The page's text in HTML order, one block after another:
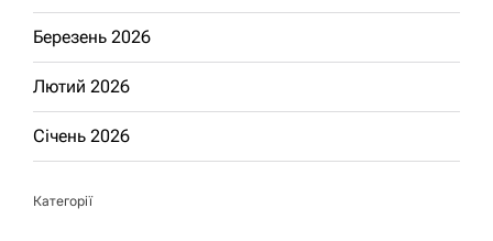
Березень 2026
Лютий 2026
Січень 2026
Категорії